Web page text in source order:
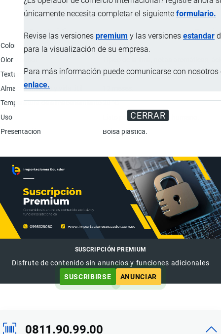
únicamente necesita completar el siguiente formulario.
Revise las versiones premium y las versiones estandar
para la visualización de su empresa.
Para más información puede comunicarse con nosotros
enlace.
CERRAR
Característica
Color
Olor y sabor
Textura
Firme.
Almacenamiento y vida útil
Temperatura de almacenamiento20 °C
Uso
Listo para el consumo humano.
Presentación
Bolsa plástica.
SUSCRIPCIÓN PREMIUM
Disfrute de contenido sin anuncios y funciones adicionales
SUSCRIBIRSE
ANUNCIAR
0811.90.99.00